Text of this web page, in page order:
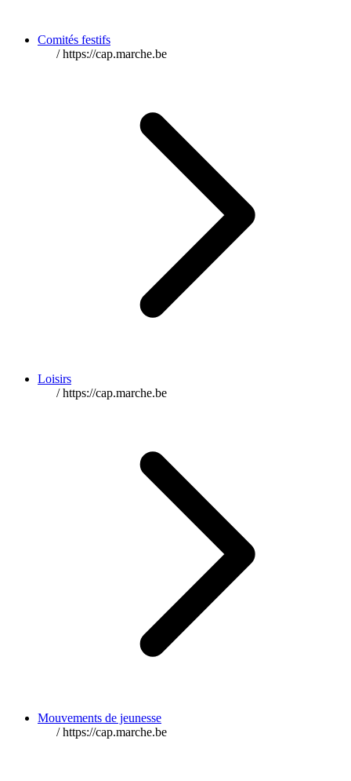
Comités festifs
/ https://cap.marche.be
Loisirs
/ https://cap.marche.be
Mouvements de jeunesse
/ https://cap.marche.be